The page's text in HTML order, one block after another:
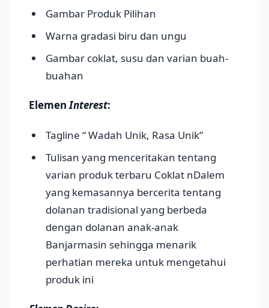
Gambar Produk Pilihan
Warna gradasi biru dan ungu
Gambar coklat, susu dan varian buah-
buahan
ElemenInterest:
Tagline “ Wadah Unik, Rasa Unik”
Tulisan yang menceritakan tentang
varian produk terbaru Coklat nDalem
yang kemasannya bercerita tentang
dolanan tradisional yang berbeda
dengan dolanan anak-anak
Banjarmasin sehingga menarik
perhatian mereka untuk mengetahui
produk ini